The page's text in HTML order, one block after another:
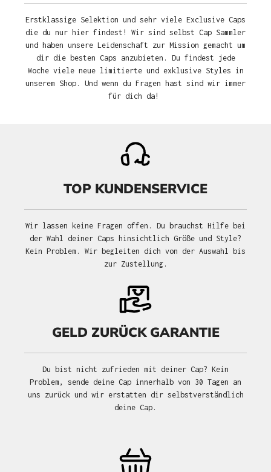
Erstklassige Selektion und sehr viele Exclusive Caps
die du nur hier findest! Wir sind selbst Cap Sammler
und haben unsere Leidenschaft zur Mission gemacht um
dir die besten Caps anzubieten. Du findest jede
Woche viele neue limitierte und exklusive Styles in
unserem Shop. Und wenn du Fragen hast sind wir immer
für dich da!
TOP KUNDENSERVICE
Wir lassen keine Fragen offen. Du brauchst Hilfe bei
der Wahl deiner Caps hinsichtlich Größe und Style?
Kein Problem. Wir begleiten dich von der Auswahl bis
zur Zustellung.
GELD ZURÜCK GARANTIE
Du bist nicht zufrieden mit deiner Cap? Kein
Problem, sende deine Cap innerhalb von 30 Tagen an
uns zurück und wir erstatten dir selbstverständlich
deine Cap.